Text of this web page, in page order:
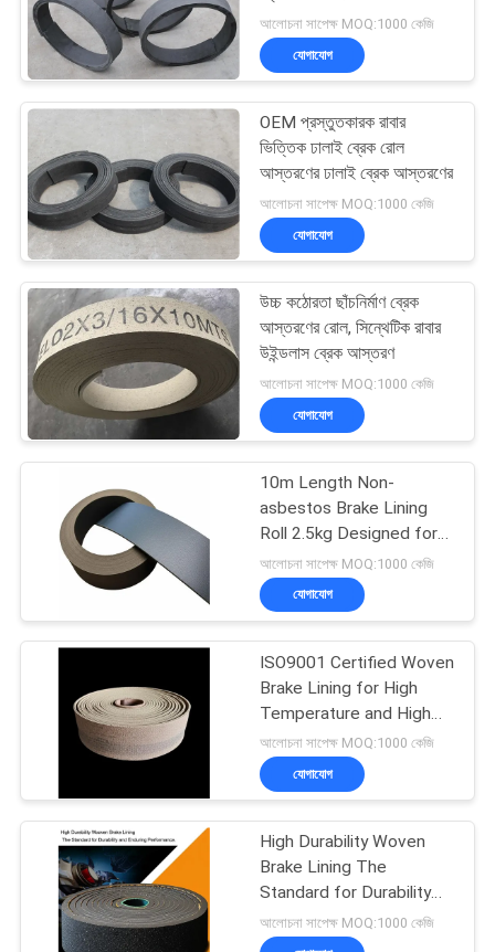
POLICY
আলোচনা সাপেক্ষ MOQ:1000 কেজি
যোগাযোগ
OEM প্রস্তুতকারক রাবার
ভিত্তিক ঢালাই ব্রেক রোল
আস্তরণের ঢালাই ব্রেক আস্তরণের
আলোচনা সাপেক্ষ MOQ:1000 কেজি
যোগাযোগ
উচ্চ কঠোরতা ছাঁচনির্মাণ ব্রেক
আস্তরণের রোল, সিন্থেটিক রাবার
উইন্ডলাস ব্রেক আস্তরণ
আলোচনা সাপেক্ষ MOQ:1000 কেজি
যোগাযোগ
10m Length Non-
asbestos Brake Lining
Roll 2.5kg Designed for
Heavy Duty Applications
আলোচনা সাপেক্ষ MOQ:1000 কেজি
যোগাযোগ
ISO9001 Certified Woven
Brake Lining for High
Temperature and High
Pressure Environments
আলোচনা সাপেক্ষ MOQ:1000 কেজি
যোগাযোগ
High Durability Woven
Brake Lining The
Standard for Durability
and Enduring
Performance
আলোচনা সাপেক্ষ MOQ:1000 কেজি